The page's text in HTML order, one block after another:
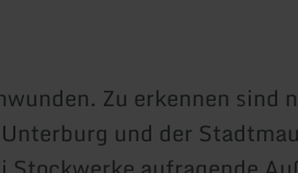
Zu erkennen sind
und der